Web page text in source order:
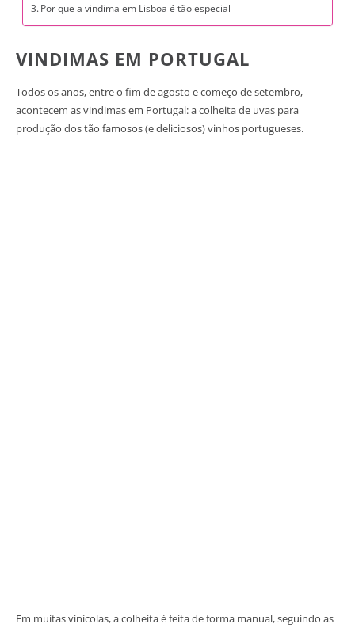
Por que a vindima em Lisboa é tão especial
VINDIMAS EM PORTUGAL
Todos os anos, entre o fim de agosto e começo de setembro,
acontecem as vindimas em Portugal: a colheita de uvas para
produção dos tão famosos (e deliciosos) vinhos portugueses.
Em muitas vinícolas, a colheita é feita de forma manual, seguindo as